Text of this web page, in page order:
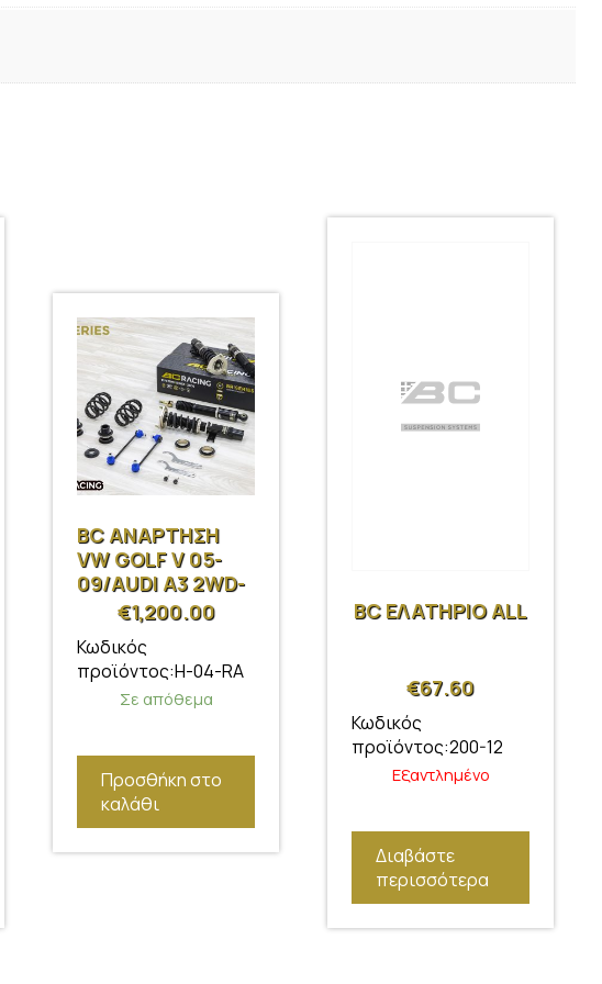
BC ΑΝΑΡΤΗΣΗ
VW GOLF V 05-
09/AUDI A3 2WD-
AWD 03-12/
SKODA OCTAVIA
V 04-13/SEAT
LEON 05-12
€1,200.00
Κωδικός
προϊόντος:H-04-RA
Σε απόθεμα
Προσθήκη στο
καλάθι
BC ΕΛΑΤΗΡΙΟ ALL
€67.60
Κωδικός
προϊόντος:200-12
Εξαντλημένο
Διαβάστε
περισσότερα